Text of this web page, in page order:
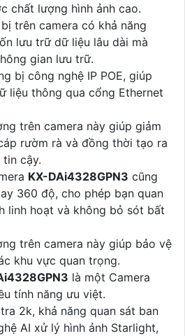
chất lượng hình ảnh cao.
trên camera có khả năng
lưu trữ dữ liệu lâu dài mà
gian lưu trữ.
bị công nghệ IP POE, giúp
liệu thông qua cổng Ethernet
trên camera này giúp giảm
rườm rà và đồng thời tạo ra
cậy.
KX-DAi4328GPN3 cũng
360 độ, cho phép bạn quan
linh hoạt và không bỏ sót bất
trên camera này giúp bảo vệ
khu vực quan trọng.
là một Camera
tính năng ưu việt.
2k, khả năng quan sát ban
AI xử lý hình ảnh Starlight,